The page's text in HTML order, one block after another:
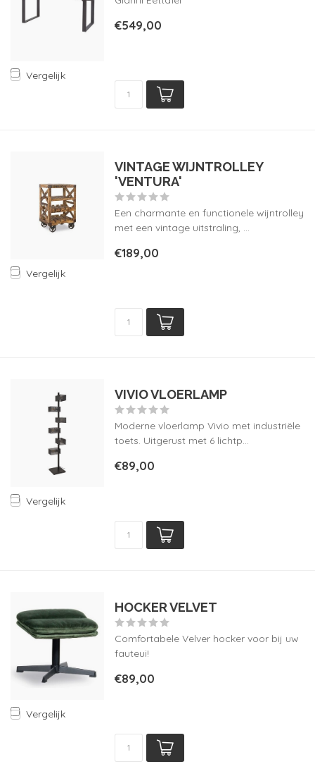
Vergelijk
€549,00
Vergelijk
VINTAGE WIJNTROLLEY
'VENTURA'
Een charmante en functionele wijntrolley
met een vintage uitstraling, ...
€189,00
Vergelijk
VIVIO VLOERLAMP
Moderne vloerlamp Vivio met industriële
toets. Uitgerust met 6 lichtp...
€89,00
Vergelijk
HOCKER VELVET
Comfortabele Velver hocker voor bij uw
fauteui!
€89,00